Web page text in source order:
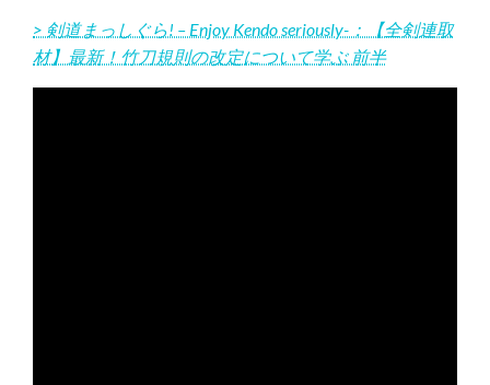
> 剣道まっしぐら! – Enjoy Kendo seriously-：【全剣連取
材】最新！竹刀規則の改定について学ぶ 前半